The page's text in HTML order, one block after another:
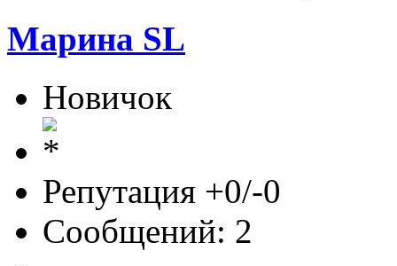
Марина SL
Новичок
Репутация +0/-0
Сообщений: 2